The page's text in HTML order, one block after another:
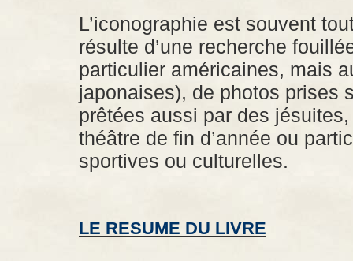
L’iconographie est souvent
résulte d’une recherche
particulier américaines, mais
japonaises), de photos prises
prêtées aussi par des
théâtre de fin d’année ou
sportives ou culturelles.
LE RESUME DU LIVRE